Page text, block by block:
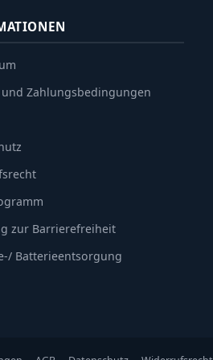
und Zahlungsbedingungen
zur Barrierefreiheit
Batterieentsorgung